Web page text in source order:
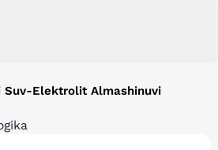
Suv-Elektrolit Almashinuvi